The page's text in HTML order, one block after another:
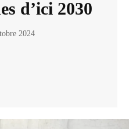
d’ici 2030
2024